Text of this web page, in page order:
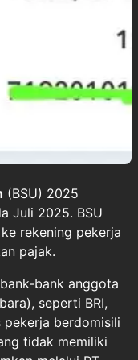
(BSU) 2025
Juli 2025. BSU
rekening pekerja
pajak.
bank anggota
seperti BRI,
pekerja berdomisili
tidak memiliki